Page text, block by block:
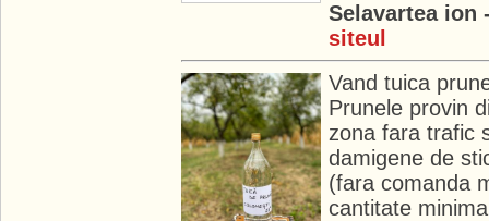
Selavartea ion
siteul
Vand tuica
Prunele provin
zona fara trafic
damigene de
(fara comanda
cantitate